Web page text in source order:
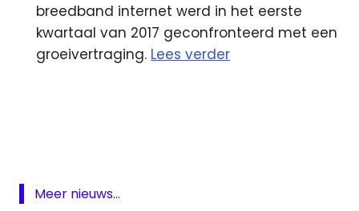
breedband internet werd in het eerste
kwartaal van 2017 geconfronteerd met een
groeivertraging. Lees verder
Brabant
Meer nieuws...